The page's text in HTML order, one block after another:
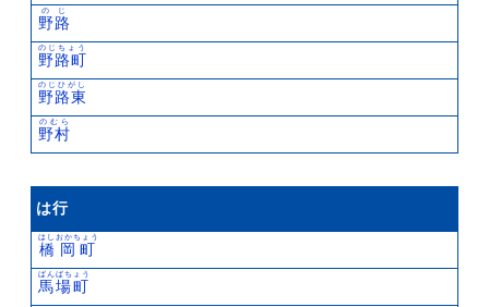
野路
のじ
野路町
のじちょう
野路東
のじひがし
野村
のむら
は行
橋岡町
はしおかちょう
馬場町
ばんばちょう